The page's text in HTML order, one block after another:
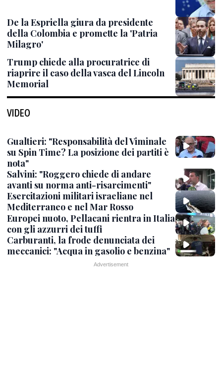
De la Espriella giura da presidente
della Colombia e promette la 'Patria
Milagro'
Trump chiede alla procuratrice di
riaprire il caso della vasca del Lincoln
Memorial
VIDEO
Gualtieri: "Responsabilità del Viminale
su Spin Time? La posizione dei partiti è
nota"
Salvini: "Roggero chiede di andare
avanti su norma anti-risarcimenti"
Esercitazioni militari israeliane nel
Mediterraneo e nel Mar Rosso
Europei nuoto, Pellacani rientra in Italia
con gli azzurri dei tuffi
Carburanti, la frode denunciata dei
meccanici: "Acqua in gasolio e benzina"